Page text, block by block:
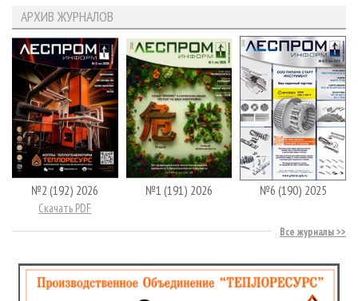
АРХИВ ЖУРНАЛОВ
№2 (192) 2026
Скачать PDF
№1 (191) 2026 №6 (190) 2025
Все журналы